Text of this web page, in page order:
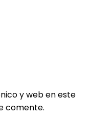
y web en este
comente.